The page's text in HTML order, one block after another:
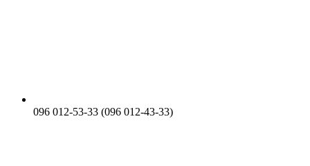
096 012-53-33 (096 012-43-33)